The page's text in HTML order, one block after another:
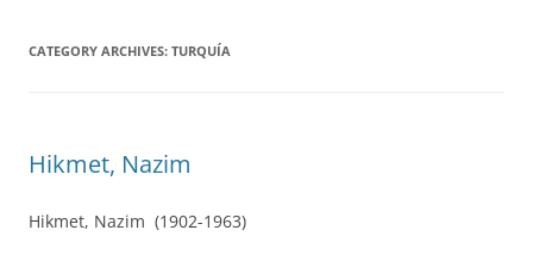
CATEGORY ARCHIVES: TURQUÍA
Hikmet, Nazim
Hikmet, Nazim (1902-1963)